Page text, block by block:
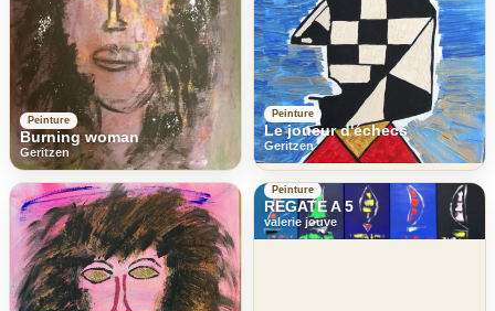
Peinture
Burning woman
Geritzen
Peinture
Le joueur d'échecs
Geritzen
Peinture
REGATE A 5
valerie jouve